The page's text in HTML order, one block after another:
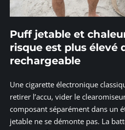
Puff jetable et
risque est plus élevé
rechargeable
Une cigarette électronique
retirer l’accu, vider le
composant séparément dans un
jetable ne se démonte pas. La